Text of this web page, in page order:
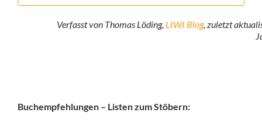
Verfasst von Thomas Löding, LIWI Blog, zuletzt
Buchempfehlungen – Listen zum Stöbern: